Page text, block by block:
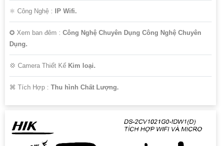
⚛️ Công Nghệ : IP Wifi.
✪ Xem ban đêm : Công Nghệ Chuyên Dụng Công Nghệ Chuyên
Dụng.
💢 Camera Thiết Kế Kim loại.
️⌘ Tích Hợp : Thu hình Chất Lượng.